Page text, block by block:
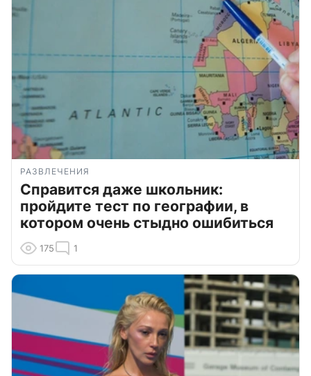
РАЗВЛЕЧЕНИЯ
Справится даже школьник:
пройдите тест по географии, в
котором очень стыдно ошибиться
175 1